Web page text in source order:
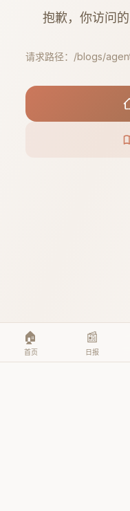
抱歉，你访问
请求路径： /blogs/
🏠
首页
📰
日报